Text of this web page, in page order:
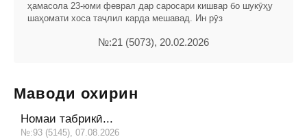
ҳамасола 23-юми феврал дар саросари кишвар бо шукӯҳу
шаҳомати хоса таҷлил карда мешавад. Ин рӯз
№:21 (5073), 20.02.2026
Маводи охирин
Номаи табрикӣ...
№:93 (5145), 07.08.2026